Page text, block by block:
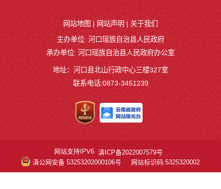
网站地图 | 网站声明 | 关于我们
主办单位: 河口瑶族自治县人民政府
承办单位: 河口瑶族自治县人民政府办公室
地址：河口县北山行政中心三楼327室
联系电话:0873-3451239
网站支持IPV6 滇ICP备2022007579号
滇公网安备 53253202000106号
网站标识码:5325320002